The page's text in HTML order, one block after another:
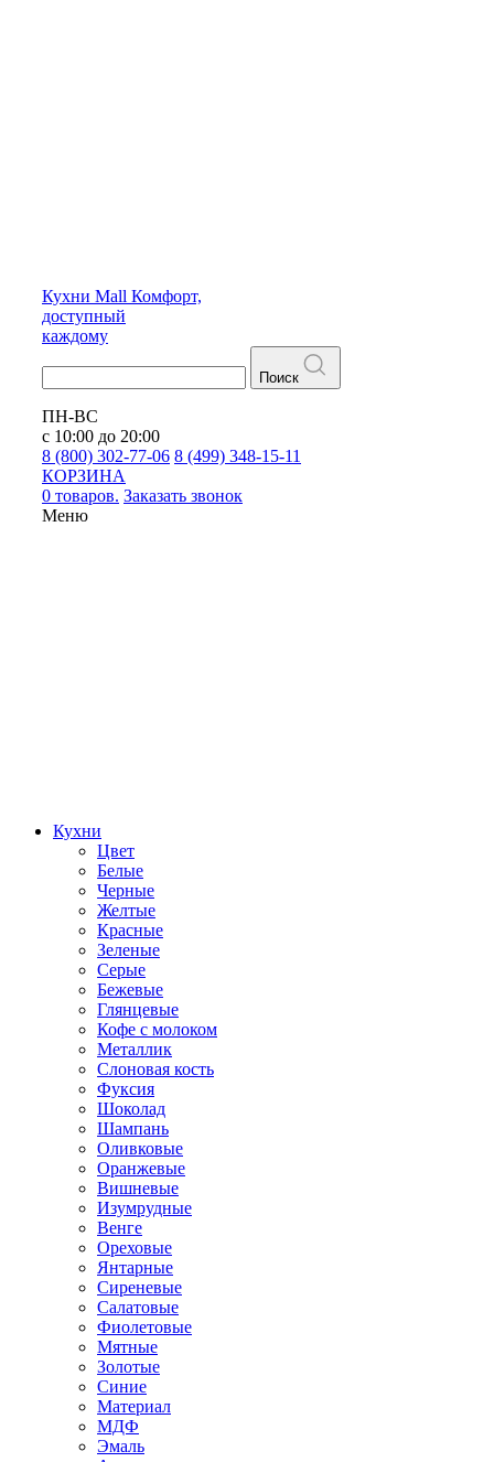
Кухни Mall Комфорт,
доступный
каждому
Поиск
ПН-ВС
с 10:00 до 20:00
8 (800) 302-77-06 8 (499) 348-15-11
КОРЗИНА
0 товаров. Заказать звонок
Меню
Кухни
Цвет
Белые
Черные
Желтые
Красные
Зеленые
Серые
Бежевые
Глянцевые
Кофе с молоком
Металлик
Слоновая кость
Фуксия
Шоколад
Шампань
Оливковые
Оранжевые
Вишневые
Изумрудные
Венге
Ореховые
Янтарные
Сиреневые
Салатовые
Фиолетовые
Мятные
Золотые
Синие
Материал
МДФ
Эмаль